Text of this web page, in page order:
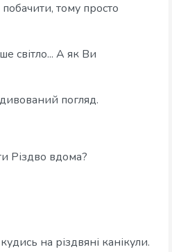
побачити, тому просто
світло... А як Ви
погляд.
Різдво вдома?
на різдвяні канікули.